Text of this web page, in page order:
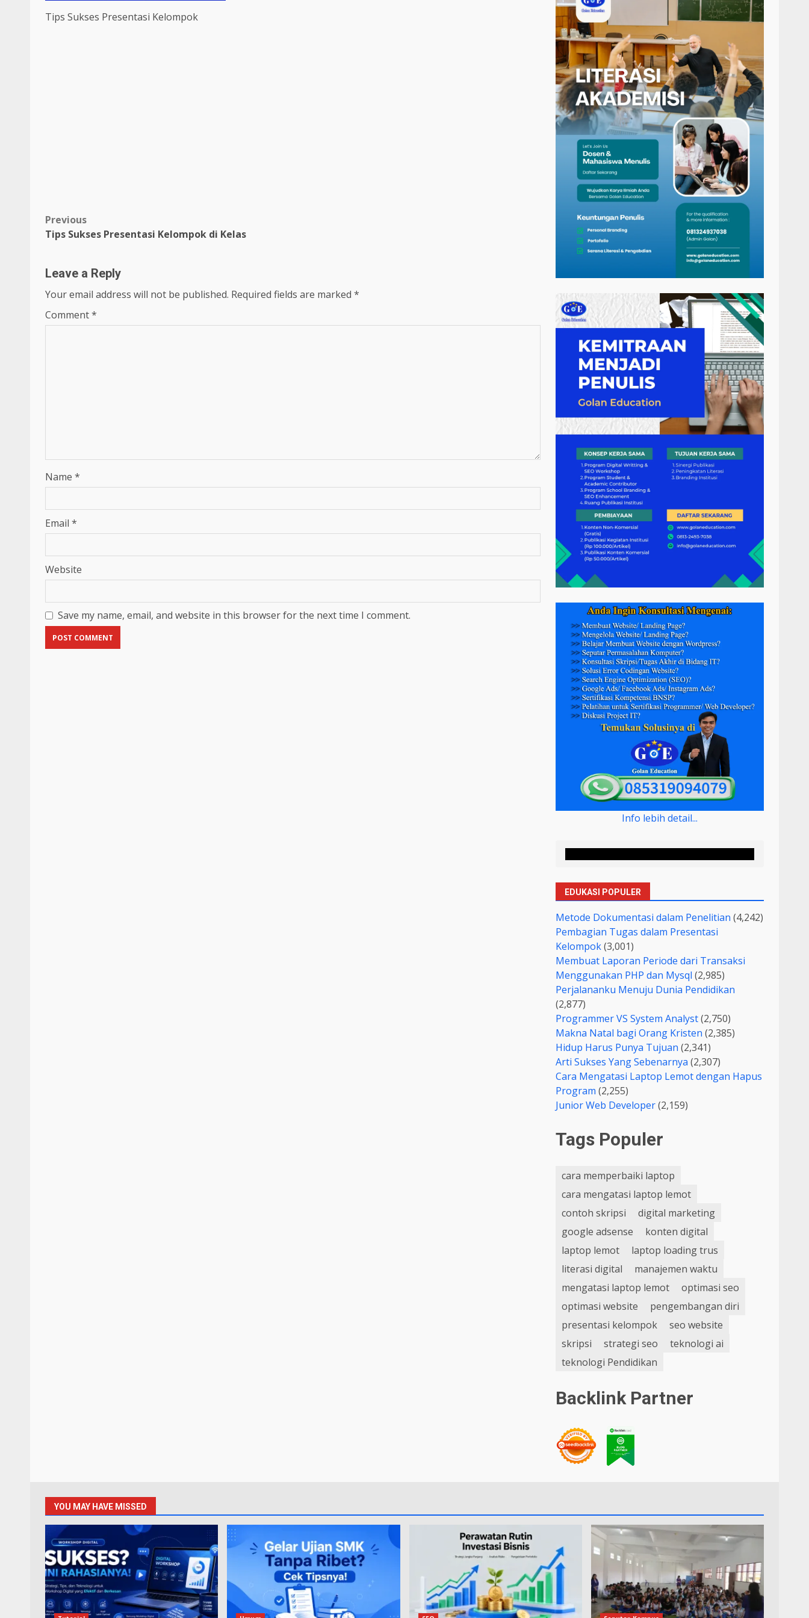
Tips Sukses Presentasi Kelompok
Post
navigation
Previous
Tips Sukses Presentasi Kelompok di Kelas
Leave a Reply
Your email address will not be published. Required fields are marked *
Comment*
Name *
Email *
Website
Save my name, email, and website in this browser for the next time I comment.
Info lebih detail...
EDUKASI POPULER
Metode Dokumentasi dalam Penelitian (4,242)
Pembagian Tugas dalam Presentasi
Kelompok(3,001)
Membuat Laporan Periode dari Transaksi
Menggunakan PHP dan Mysql (2,985)
Perjalananku Menuju Dunia Pendidikan
(2,877)
Programmer VS System Analyst(2,750)
Makna Natal bagi Orang Kristen (2,385)
Hidup Harus Punya Tujuan (2,341)
Arti Sukses Yang Sebenarnya (2,307)
Cara Mengatasi Laptop Lemot dengan Hapus
Program (2,255)
Junior Web Developer(2,159)
Tags Populer
cara memperbaiki laptop
cara mengatasi laptop lemot
contoh skripsi
digital marketing
google adsense
konten digital
laptop lemot
laptop loading trus
literasi digital
manajemen waktu
mengatasi laptop lemot
optimasi seo
optimasi website
pengembangan diri
presentasi kelompok
seo website
skripsi
strategi seo
teknologi ai
teknologi Pendidikan
Backlink Partner
YOU MAY HAVE MISSED